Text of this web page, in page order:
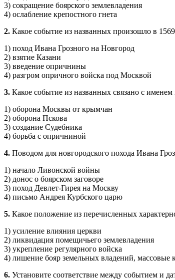
3) сокращение боярского землевладения
4) ослабление крепостного гнета
2. Какое событие из названных произошло в 1569
1) поход Ивана Грозного на Новгород
2) взятие Казани
3) введение опричнины
4) разгром опричного войска под Москвой
3. Какое событие из названных связано с
1) оборона Москвы от крымчан
2) оборона Пскова
3) создание Судебника
4) борьба с опричниной
4. Поводом для новгородского похода Ивана
1) начало Ливонской войны
2) донос о боярском заговоре
3) поход Девлет-Гирея на Москву
4) письмо Андрея Курбского царю
5. Какое положение из перечисленных
1) усиление влияния церкви
2) ликвидация помещичьего землевладения
3) укрепление регулярного войска
4) лишение бояр земельных владений, массовые
6. Установите соответствие между событием и